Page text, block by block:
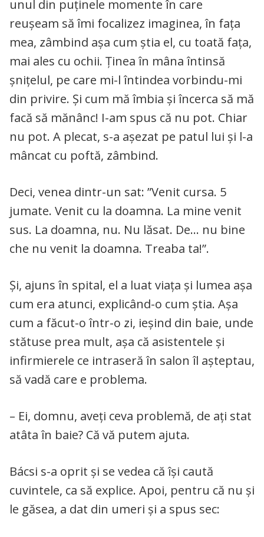
unul din puținele momente în care
reușeam să îmi focalizez imaginea, în fața
mea, zâmbind așa cum știa el, cu toată fața,
mai ales cu ochii. Ținea în mâna întinsă
șnițelul, pe care mi-l întindea vorbindu-mi
din privire. Și cum mă îmbia și încerca să mă
facă să mănânc! I-am spus că nu pot. Chiar
nu pot. A plecat, s-a așezat pe patul lui și l-a
mâncat cu poftă, zâmbind.
Deci, venea dintr-un sat: ”Venit cursa. 5
jumate. Venit cu la doamna. La mine venit
sus. La doamna, nu. Nu lăsat. De… nu bine
che nu venit la doamna. Treaba ta!”.
Și, ajuns în spital, el a luat viața și lumea așa
cum era atunci, explicând-o cum știa. Așa
cum a făcut-o într-o zi, ieșind din baie, unde
stătuse prea mult, așa că asistentele și
infirmierele ce intraseră în salon îl așteptau,
să vadă care e problema.
– Ei, domnu, aveți ceva problemă, de ați stat
atâta în baie? Că vă putem ajuta.
Bácsi s-a oprit și se vedea că își caută
cuvintele, ca să explice. Apoi, pentru că nu și
le găsea, a dat din umeri și a spus sec: